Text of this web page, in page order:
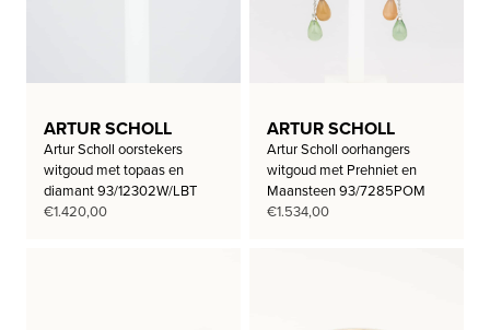
ARTUR SCHOLL
Artur Scholl oorstekers
witgoud met topaas en
diamant 93/12302W/LBT
€1.420,00
ARTUR SCHOLL
Artur Scholl oorhangers
witgoud met Prehniet en
Maansteen 93/7285POM
€1.534,00